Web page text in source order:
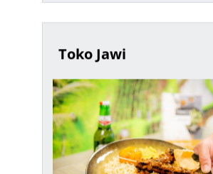
Toko Jawi